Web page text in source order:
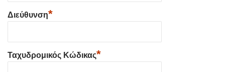
Διεύθυνση*
Ταχυδρομικός Κώδικας*